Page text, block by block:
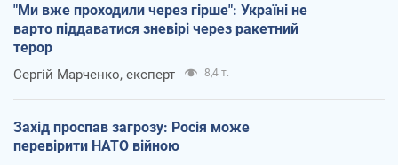
"Ми вже проходили через гірше": Україні не
варто піддаватися зневірі через ракетний
терор
Сергій Марченко, експерт 8,4 т.
Захід проспав загрозу: Росія може
перевірити НАТО війною